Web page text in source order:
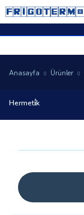
Anasayfa Ürünler
Hermeti̇k